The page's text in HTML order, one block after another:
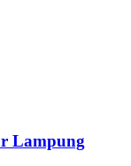
Lampung